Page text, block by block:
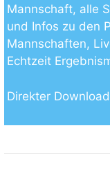
Mannschaft, alle
und Infos zu den
Mannschaften,
Echtzeit
Direkter